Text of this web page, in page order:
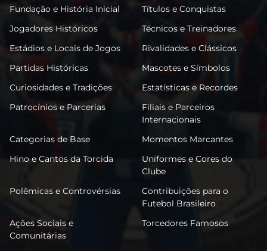
Fundação e História Inicial
Títulos e Conquistas
Jogadores Históricos
Técnicos e Treinadores
Estádios e Locais de Jogos
Rivalidades e Clássicos
Partidas Históricas
Mascotes e Símbolos
Curiosidades e Tradições
Estatísticas e Recordes
Patrocínios e Parcerias
Filiais e Parceiros
Internacionais
Categorias de Base
Momentos Marcantes
Hino e Cantos da Torcida
Uniformes e Cores do
Clube
Polêmicas e Controvérsias
Contribuições para o
Futebol Brasileiro
Ações Sociais e
Comunitárias
Torcedores Famosos